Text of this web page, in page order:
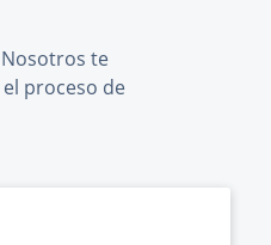
Nosotros te
proceso de